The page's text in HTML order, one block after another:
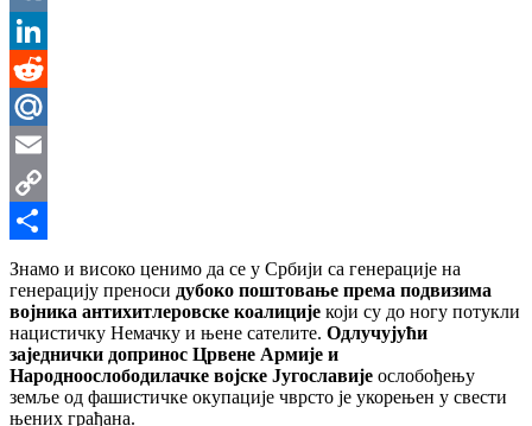
VK
LinkedIn
Reddit
Mail.Ru
Email
Copy
Link
Share
Знамо и високо ценимо да се у Србији са генерације на
генерацију преноси дубоко поштовање према подвизима
војника антихитлеровске коалиције који су до ногу потукли
нацистичку Немачку и њене сателите. Одлучујући
заједнички допринос Црвене Армије и
Народноослободилачке војске Југославије ослобођењу
земље од фашистичке окупације чврсто је укорењен у свести
њених грађана.